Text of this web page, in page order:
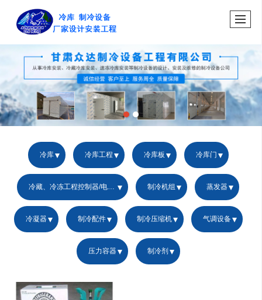
冷库 冷库工程 冷库板 冷库门
冷藏、冷冻工程控制器/电控箱 制冷机组 蒸发器
冷凝器 制冷配件 制冷压缩机 气调设备
压力容器 制冷剂